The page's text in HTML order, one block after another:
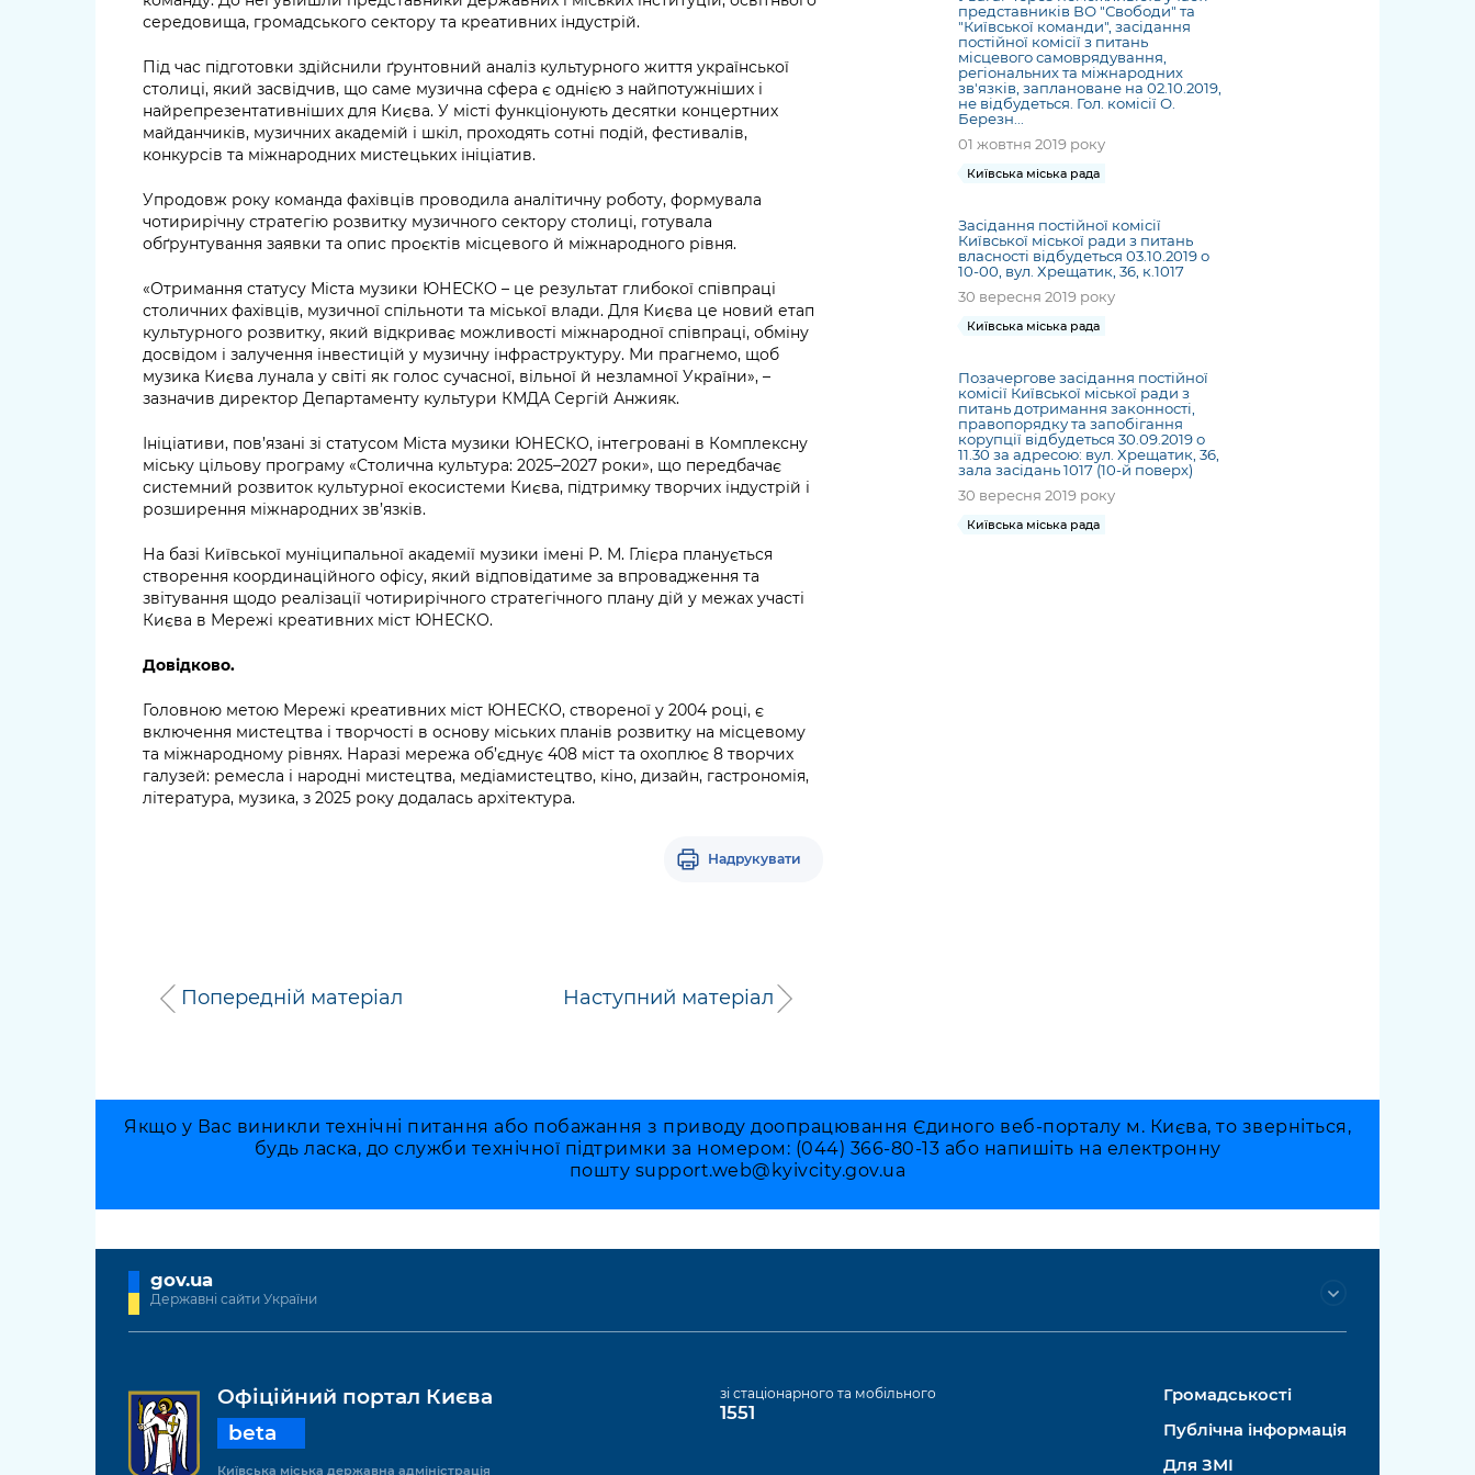
середовища, громадського сектору та креативних індустрій.
Під час підготовки здійснили ґрунтовний аналіз культурного життя української
столиці, який засвідчив, що саме музична сфера є однією з найпотужніших і
найрепрезентативніших для Києва. У місті функціонують десятки концертних
майданчиків, музичних академій і шкіл, проходять сотні подій, фестивалів,
конкурсів та міжнародних мистецьких ініціатив.
Упродовж року команда фахівців проводила аналітичну роботу, формувала
чотирирічну стратегію розвитку музичного сектору столиці, готувала
обґрунтування заявки та опис проєктів місцевого й міжнародного рівня.
«Отримання статусу Міста музики ЮНЕСКО – це результат глибокої співпраці
столичних фахівців, музичної спільноти та міської влади. Для Києва це новий етап
культурного розвитку, який відкриває можливості міжнародної співпраці, обміну
досвідом і залучення інвестицій у музичну інфраструктуру. Ми прагнемо, щоб
музика Києва лунала у світі як голос сучасної, вільної й незламної України», –
зазначив директор Департаменту культури КМДА Сергій Анжияк.
Ініціативи, пов’язані зі статусом Міста музики ЮНЕСКО, інтегровані в Комплексну
міську цільову програму «Столична культура: 2025–2027 роки», що передбачає
системний розвиток культурної екосистеми Києва, підтримку творчих індустрій і
розширення міжнародних зв’язків.
На базі Київської муніципальної академії музики імені Р. М. Глієра планується
створення координаційного офісу, який відповідатиме за впровадження та
звітування щодо реалізації чотирирічного стратегічного плану дій у межах участі
Києва в Мережі креативних міст ЮНЕСКО.
Довідково.
Головною метою Мережі креативних міст ЮНЕСКО, створеної у 2004 році, є
включення мистецтва і творчості в основу міських планів розвитку на місцевому
та міжнародному рівнях. Наразі мережа об’єднує 408 міст та охоплює 8 творчих
галузей: ремесла і народні мистецтва, медіамистецтво, кіно, дизайн, гастрономія,
література, музика, з 2025 року додалась архітектура.
Надрукувати
Попередній матеріал Наступний матеріал
представників ВО "Свободи" та
"Київської команди", засідання
постійної комісії з питань
місцевого самоврядування,
регіональних та міжнародних
зв'язків, заплановане на 02.10.2019,
не відбудеться. Гол. комісії О.
Березн...
01 жовтня 2019 року
Київська міська рада
Засідання постійної комісії
Київської міської ради з питань
власності відбудеться 03.10.2019 о
10-00, вул. Хрещатик, 36, к.1017
30 вересня 2019 року
Київська міська рада
Позачергове засідання постійної
комісії Київської міської ради з
питань дотримання законності,
правопорядку та запобігання
корупції відбудеться 30.09.2019 о
11.30 за адресою: вул. Хрещатик, 36,
зала засідань 1017 (10-й поверх)
30 вересня 2019 року
Київська міська рада
Якщо у Вас виникли технічні питання або побажання з приводу доопрацювання Єдиного веб-порталу м. Києва, то зверніться,
будь ласка, до служби технічної підтримки за номером: (044) 366-80-13 або напишіть на електронну
пошту support.web@kyivcity.gov.ua
gov.ua
Державні сайти України
Офіційний портал Києва
beta
Київська міська державна адміністрація
зі стаціонарного та мобільного
1551
Громадськості
Публічна інформація
Для ЗМІ